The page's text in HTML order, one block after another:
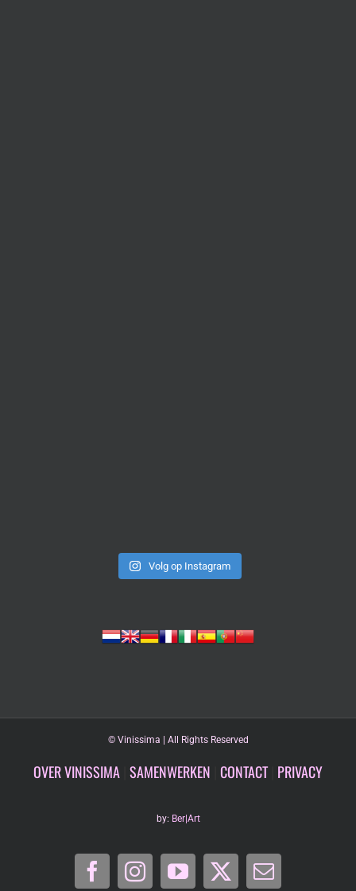
Volg op Instagram
© Vinissima | All Rights Reserved
OVER VINISSIMA SAMENWERKEN CONTACT| PRIVACY
by: Ber|Art
FacebookInstagram
YouTube
X
E-